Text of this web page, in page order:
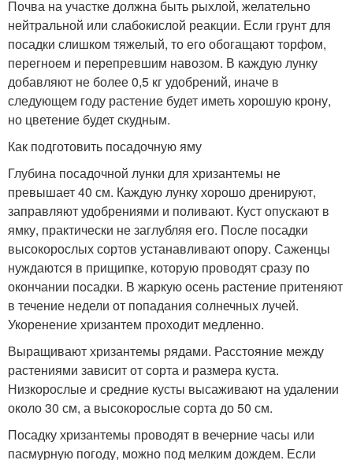
Почва на участке должна быть рыхлой, желательно
нейтральной или слабокислой реакции. Если грунт для
посадки слишком тяжелый, то его обогащают торфом,
перегноем и перепревшим навозом. В каждую лунку
добавляют не более 0,5 кг удобрений, иначе в
следующем году растение будет иметь хорошую крону,
но цветение будет скудным.
Как подготовить посадочную яму
Глубина посадочной лунки для хризантемы не
превышает 40 см. Каждую лунку хорошо дренируют,
заправляют удобрениями и поливают. Куст опускают в
ямку, практически не заглубляя его. После посадки
высокорослых сортов устанавливают опору. Саженцы
нуждаются в прищипке, которую проводят сразу по
окончании посадки. В жаркую осень растение притеняют
в течение недели от попадания солнечных лучей.
Укоренение хризантем проходит медленно.
Выращивают хризантемы рядами. Расстояние между
растениями зависит от сорта и размера куста.
Низкорослые и средние кусты высаживают на удалении
около 30 см, а высокорослые сорта до 50 см.
Посадку хризантемы проводят в вечерние часы или
пасмурную погоду, можно под мелким дождем. Если